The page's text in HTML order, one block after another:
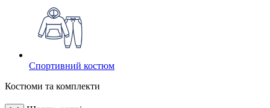
Спортивний костюм
Костюми та комплекти